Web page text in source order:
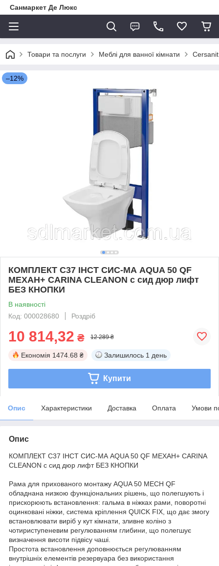
Санмаркет Де Люкс
Товари та послуги Меблі для ванної кімнати Cersanit
–12%
КОМПЛЕКТ С37 ІНСТ СИС-МА AQUA 50 QF
MEХАН+ CARINA CLEANON c сид дюр лифт
БЕЗ КНОПКИ
В наявності
Код: 000028680
Роздріб
10 814,32 ₴ 12 289 ₴
Економія 1474.68 ₴ Залишилось 1 день
Купити
Опис Характеристики Доставка Оплата Умови
Опис
КОМПЛЕКТ С37 ІНСТ СИС-МА AQUA 50 QF MEХАН+ CARINA
CLEANON c сид дюр лифт БЕЗ КНОПКИ
Рама для прихованого монтажу AQUA 50 MECH QF
обладнана низкою функціональних рішень, що полегшують і
прискорюють встановлення: гальма в ніжках рами, поворотні
оцинковані ніжки, система кріплення QUICK FIX, що дає змогу
встановлювати виріб у кут кімнати, зливне коліно з
чотириступеневим регулюванням глибини, що полегшує
визначення висоти підвісу чаші.
Простота встановлення доповнюється регулюванням
внутрішніх елементів резервуара без використання